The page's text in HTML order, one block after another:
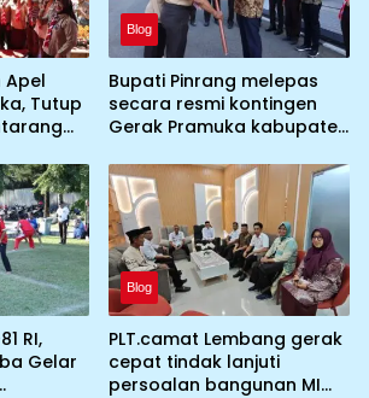
Apel
Tutup
Blog
Bupati Pinrang melepas
secara resmi kontingen
Gerak Pramuka kabupaten
Nasional ke XII kebumi
perkemahan Cibubur
RI,
Gelar
Blog
PLT.camat Lembang gerak
cepat tindak lanjuti
persoalan bangunan MI